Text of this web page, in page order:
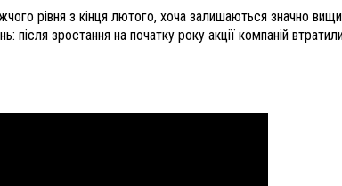
рівня з кінця лютого, хоча залишаються значно
зростання на початку року акції компаній